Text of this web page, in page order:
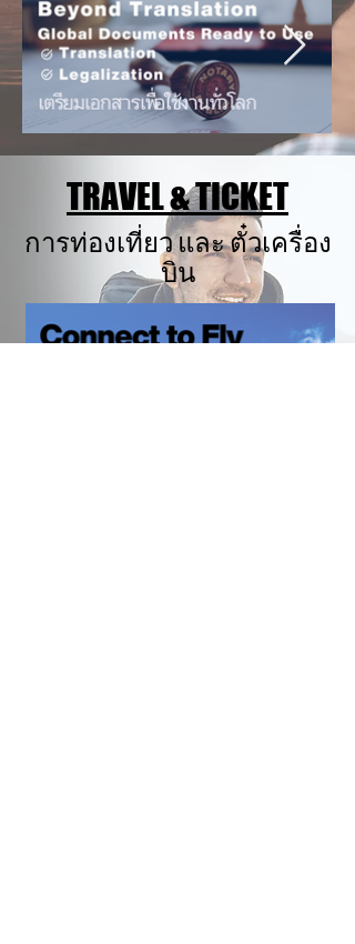
TRAVEL & TICKET
การท่องเที่ยว และ ตั๋วเครื่อง
บิน